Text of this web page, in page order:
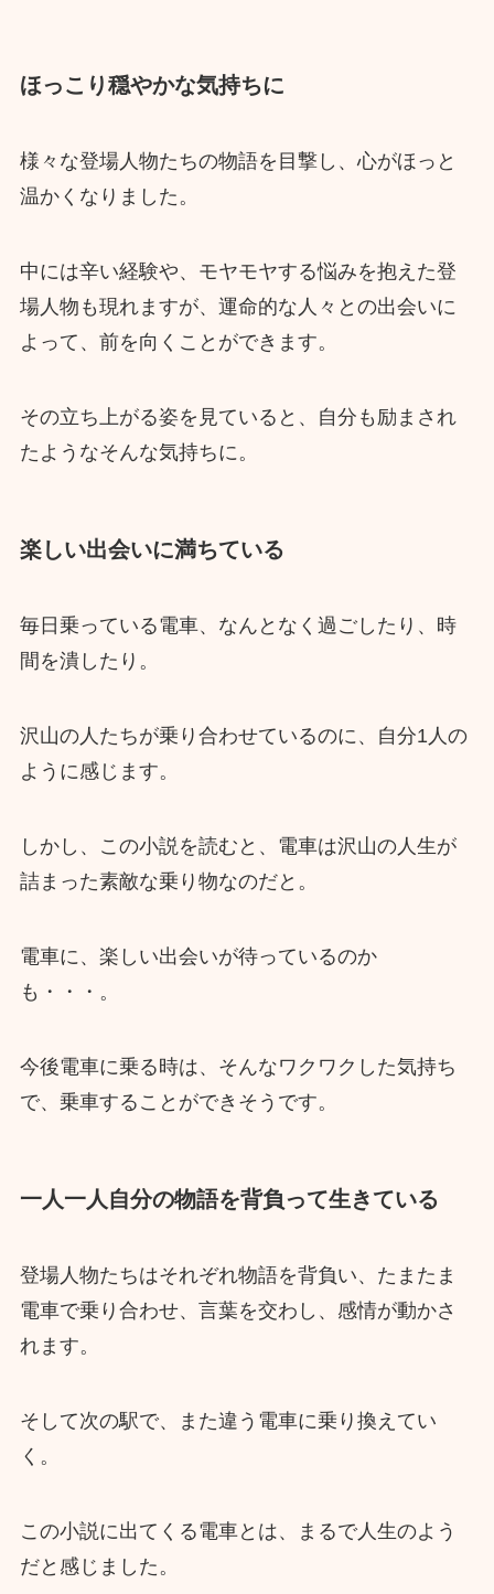
ほっこり穏やかな気持ちに
様々な登場人物たちの物語を目撃し、心がほっと
温かくなりました。
中には辛い経験や、モヤモヤする悩みを抱えた登
場人物も現れますが、運命的な人々との出会いに
よって、前を向くことができます。
その立ち上がる姿を見ていると、自分も励まされ
たようなそんな気持ちに。
楽しい出会いに満ちている
毎日乗っている電車、なんとなく過ごしたり、時
間を潰したり。
沢山の人たちが乗り合わせているのに、自分1人の
ように感じます。
しかし、この小説を読むと、電車は沢山の人生が
詰まった素敵な乗り物なのだと。
電車に、楽しい出会いが待っているのか
も・・・。
今後電車に乗る時は、そんなワクワクした気持ち
で、乗車することができそうです。
一人一人自分の物語を背負って生きている
登場人物たちはそれぞれ物語を背負い、たまたま
電車で乗り合わせ、言葉を交わし、感情が動かさ
れます。
そして次の駅で、また違う電車に乗り換えてい
く。
この小説に出てくる電車とは、まるで人生のよう
だと感じました。